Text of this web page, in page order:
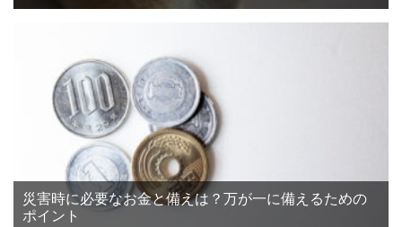
災害時に必要なお金と備えは？万が一に備えるための
ポイント